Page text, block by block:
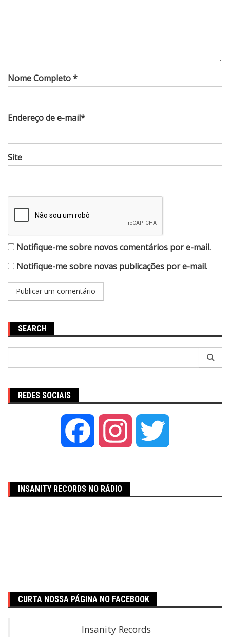
Nome Completo *
Endereço de e-mail*
Site
Notifique-me sobre novos comentários por e-mail.
Notifique-me sobre novas publicações por e-mail.
SEARCH
REDES SOCIAIS
Facebook Instagram
INSANITY RECORDS NO RÁDIO
CURTA NOSSA PÁGINA NO FACEBOOK
Insanity Records